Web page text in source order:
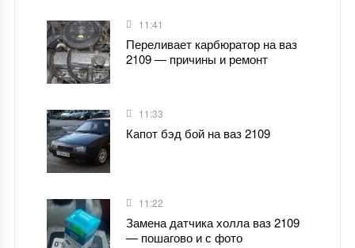
11:41
Переливает карбюратор на ваз
2109 — причины и ремонт
11:33
Капот бэд бой на ваз 2109
11:22
Замена датчика холла ваз 2109
— пошагово и с фото